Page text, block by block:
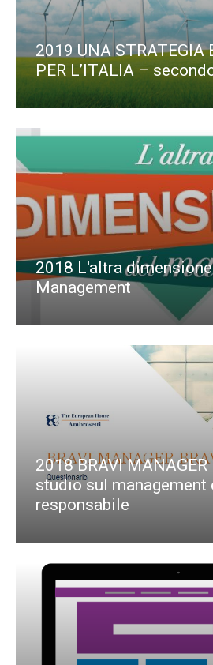
2019 UNA STRATEGIA
PER L’ITALIA –
2018 L'altra
Management
2018 BRAVI MANAGER
studio sul management
responsabile